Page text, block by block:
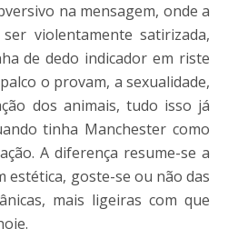
na mensagem, onde a
violentamente satirizada,
de dedo indicador em riste
o provam, a sexualidade,
dos animais, tudo isso já
tinha Manchester como
A diferença resume-se a
estética, goste-se ou não das
mais ligeiras com que